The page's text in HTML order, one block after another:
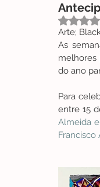
Arte;
As
melhores
do ano
Para
entre 15
Almeida
Francisco